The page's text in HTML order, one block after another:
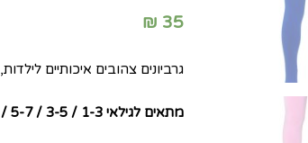
35
₪
גרביונים צהובים איכותיים לילדות, 40 דנייר
מתאים לגילאי 1-3 / 3-5 / 5-7 / 7-9